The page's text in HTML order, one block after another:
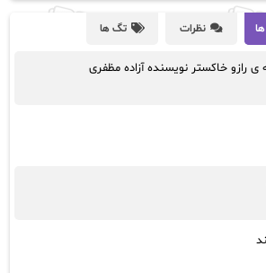
نظرات تگ ها
ی رازو خاکستر نویسنده آزاده مظفری